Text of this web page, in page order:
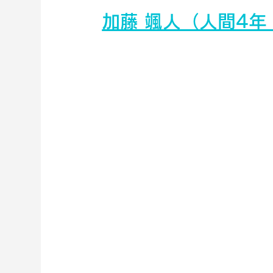
加藤 颯人（人間4年